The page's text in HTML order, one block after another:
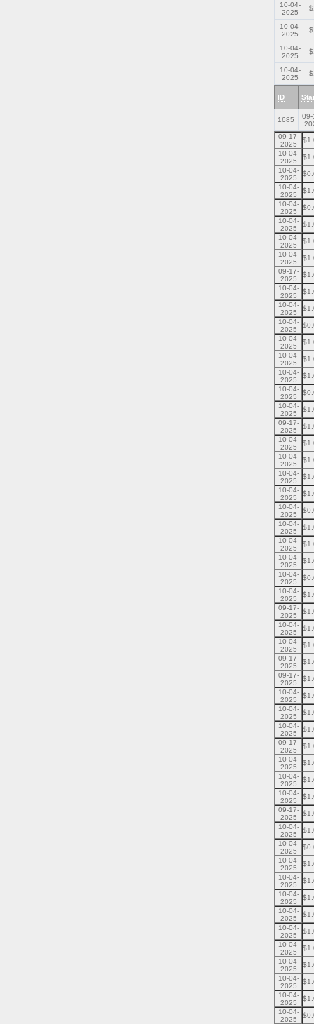
10-04-
2025
10-04-
2025
10-04-
2025
10-04-
2025
ID
1685
09-
09-17-
2025
10-04-
2025
10-04-
2025
10-04-
2025
10-04-
2025
10-04-
2025
10-04-
2025
10-04-
2025
09-17-
2025
10-04-
2025
10-04-
2025
10-04-
2025
10-04-
2025
10-04-
2025
10-04-
2025
10-04-
2025
10-04-
2025
09-17-
2025
10-04-
2025
10-04-
2025
10-04-
2025
10-04-
2025
10-04-
2025
10-04-
2025
10-04-
2025
10-04-
2025
10-04-
2025
10-04-
2025
09-17-
2025
10-04-
2025
10-04-
2025
09-17-
2025
09-17-
2025
10-04-
2025
10-04-
2025
10-04-
2025
09-17-
2025
10-04-
2025
10-04-
2025
10-04-
2025
09-17-
2025
10-04-
2025
10-04-
2025
10-04-
2025
10-04-
2025
10-04-
2025
10-04-
2025
10-04-
2025
10-04-
2025
10-04-
2025
10-04-
2025
10-04-
2025
10-04-
2025